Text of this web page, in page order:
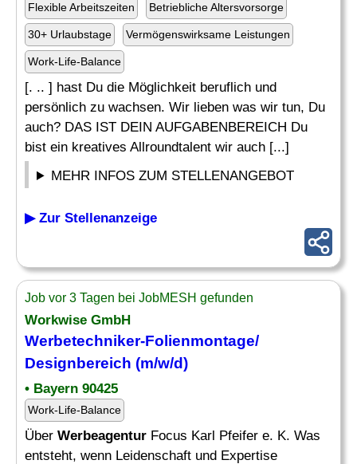
Flexible Arbeitszeiten Betriebliche Altersvorsorge
30+ Urlaubstage Vermögenswirksame Leistungen
Work-Life-Balance
[. .. ] hast Du die Möglichkeit beruflich und
persönlich zu wachsen. Wir lieben was wir tun, Du
auch? DAS IST DEIN AUFGABENBEREICH Du
bist ein kreatives Allroundtalent wir auch [...]
MEHR INFOS ZUM STELLENANGEBOT
▶ Zur Stellenanzeige
Job vor 3 Tagen bei JobMESH gefunden
Workwise GmbH
Werbetechniker-Folienmontage/
Designbereich (m/w/d)
• Bayern 90425
Work-Life-Balance
Über Werbeagentur Focus Karl Pfeifer e. K. Was
entsteht, wenn Leidenschaft und Expertise